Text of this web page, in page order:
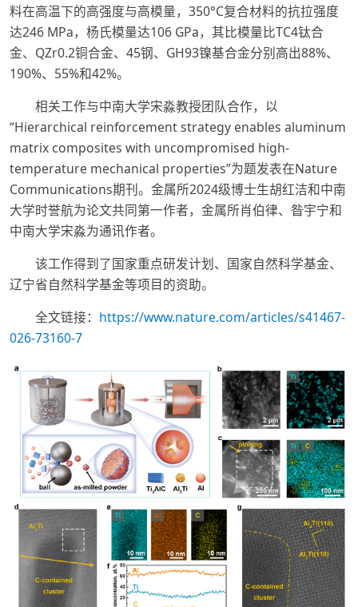
料在高温下的高强度与高模量，350°C复合材料的抗拉强度
达246 MPa，杨氏模量达106 GPa，其比模量比TC4钛合
金、QZr0.2铜合金、45钢、GH93镍基合金分别高出88%、
190%、55%和42%。
相关工作与中南大学宋淼教授团队合作，以
“Hierarchical reinforcement strategy enables aluminum
matrix composites with uncompromised high-
temperature mechanical properties”为题发表在Nature
Communications期刊。金属所2024级博士生胡红洁和中南
大学时誉航为论文共同第一作者，金属所肖伯律、昝宇宁和
中南大学宋淼为通讯作者。
该工作得到了国家重点研发计划、国家自然科学基金、
辽宁省自然科学基金等项目的资助。
全文链接： https://www.nature.com/articles/s41467-
026-73160-7